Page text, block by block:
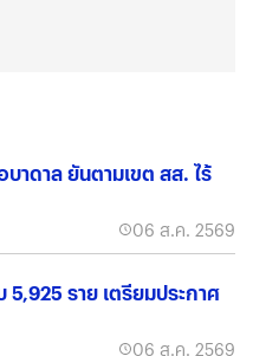
าดาล ยันตามเขต สส. ไร้
06 ส.ค. 2569
ราย เตรียมประกาศ
06 ส.ค. 2569